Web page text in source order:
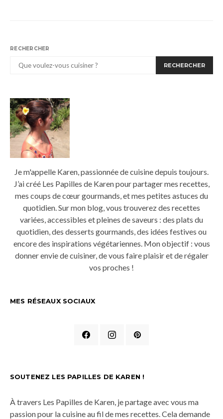
RECHERCHER
RECHERCHER
Je m'appelle Karen, passionnée de cuisine depuis toujours.
J’ai créé Les Papilles de Karen pour partager mes recettes,
mes coups de cœur gourmands, et mes petites astuces du
quotidien. Sur mon blog, vous trouverez des recettes
variées, accessibles et pleines de saveurs : des plats du
quotidien, des desserts gourmands, des idées festives ou
encore des inspirations végétariennes. Mon objectif : vous
donner envie de cuisiner, de vous faire plaisir et de régaler
vos proches !
MES RÉSEAUX SOCIAUX
SOUTENEZ LES PAPILLES DE KAREN !
À travers Les Papilles de Karen, je partage avec vous ma
passion pour la cuisine au fil de mes recettes. Cela demande